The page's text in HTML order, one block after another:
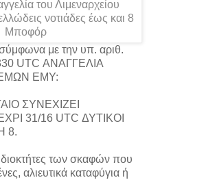
σύμφωνα με την υπ. αριθ.
UTC ΑΝΑΓΓΕΛΙΑ
ΕΜΥ:
ΣΥΝΕΧΙΖΕΙ
31/16 UTC ΔΥΤΙΚΟΙ
8.
των σκαφών που
αλιευτικά καταφύγια ή